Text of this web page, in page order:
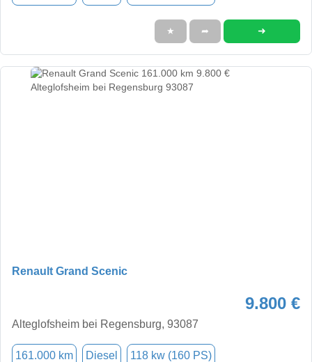
★ ➦ ➜
Renault Grand Scenic
9.800 €
Alteglofsheim bei Regensburg, 93087
161.000 km Diesel 118 kw (160 PS)